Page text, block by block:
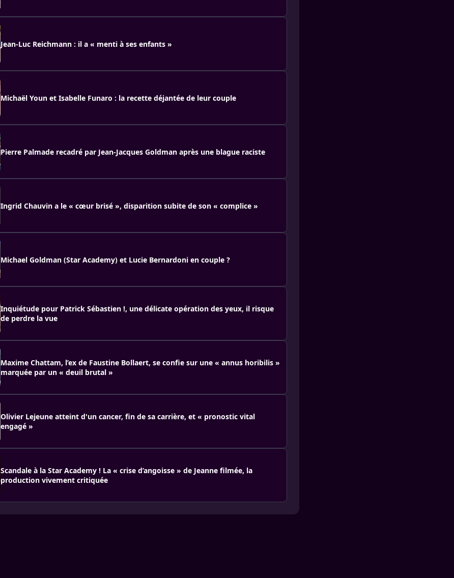
Jean-Luc Reichmann : il a « menti à ses enfants »
Michaël Youn et Isabelle Funaro : la recette déjantée de leur couple
Pierre Palmade recadré par Jean-Jacques Goldman après une blague raciste
Ingrid Chauvin a le « cœur brisé », disparition subite de son « complice »
Michael Goldman (Star Academy) et Lucie Bernardoni en couple ?
Inquiétude pour Patrick Sébastien !, une délicate opération des yeux, il risque
de perdre la vue
Maxime Chattam, l’ex de Faustine Bollaert, se confie sur une « annus horibilis »
marquée par un « deuil brutal »
Olivier Lejeune atteint d'un cancer, fin de sa carrière, et « pronostic vital
engagé »
Scandale à la Star Academy ! La « crise d’angoisse » de Jeanne filmée, la
production vivement critiquée